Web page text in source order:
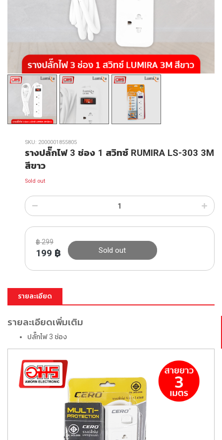
SKU: 2000001855805
รางปลั๊กไฟ 3 ช่อง 1 สวิทซ์ RUMIRA LS-303 3M
สีขาว
Sold out
฿299
199 ฿ Sold out
รายละเอียด
รายละเอียดเพิ่มเติม
ปลั๊กไฟ 3 ช่อง